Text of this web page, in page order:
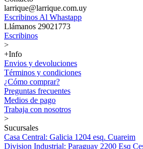
larrique@larrique.com.uy
Escribinos Al Whastapp
Llámanos 29021773
Escribinos
>
+Info
Envios y devoluciones
Términos y condiciones
¿Cómo comprar?
Preguntas frecuentes
Medios de pago
Trabaja con nosotros
>
Sucursales
Casa Central: Galicia 1204 esq. Cuareim
Division Industrial: Paraguay 2200 Esq